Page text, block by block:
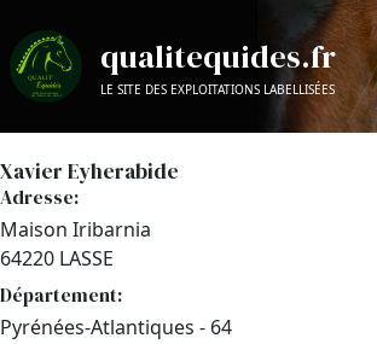
qualitequides.fr
LE SITE DES EXPLOITATIONS LABELLISÉES
Xavier Eyherabide
Adresse:
Maison Iribarnia
64220 LASSE
Département:
Pyrénées-Atlantiques - 64